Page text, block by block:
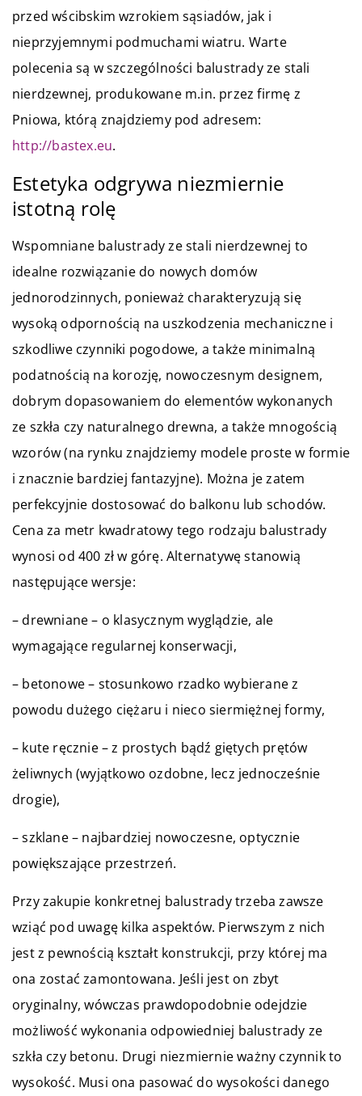
przed wścibskim wzrokiem sąsiadów, jak i
nieprzyjemnymi podmuchami wiatru. Warte
polecenia są w szczególności balustrady ze stali
nierdzewnej, produkowane m.in. przez firmę z
Pniowa, którą znajdziemy pod adresem:
http://bastex.eu.
Estetyka odgrywa niezmiernie
istotną rolę
Wspomniane balustrady ze stali nierdzewnej to
idealne rozwiązanie do nowych domów
jednorodzinnych, ponieważ charakteryzują się
wysoką odpornością na uszkodzenia mechaniczne i
szkodliwe czynniki pogodowe, a także minimalną
podatnością na korozję, nowoczesnym designem,
dobrym dopasowaniem do elementów wykonanych
ze szkła czy naturalnego drewna, a także mnogością
wzorów (na rynku znajdziemy modele proste w formie
i znacznie bardziej fantazyjne). Można je zatem
perfekcyjnie dostosować do balkonu lub schodów.
Cena za metr kwadratowy tego rodzaju balustrady
wynosi od 400 zł w górę. Alternatywę stanowią
następujące wersje:
– drewniane – o klasycznym wyglądzie, ale
wymagające regularnej konserwacji,
– betonowe – stosunkowo rzadko wybierane z
powodu dużego ciężaru i nieco siermiężnej formy,
– kute ręcznie – z prostych bądź giętych prętów
żeliwnych (wyjątkowo ozdobne, lecz jednocześnie
drogie),
– szklane – najbardziej nowoczesne, optycznie
powiększające przestrzeń.
Przy zakupie konkretnej balustrady trzeba zawsze
wziąć pod uwagę kilka aspektów. Pierwszym z nich
jest z pewnością kształt konstrukcji, przy której ma
ona zostać zamontowana. Jeśli jest on zbyt
oryginalny, wówczas prawdopodobnie odejdzie
możliwość wykonania odpowiedniej balustrady ze
szkła czy betonu. Drugi niezmiernie ważny czynnik to
wysokość. Musi ona pasować do wysokości danego